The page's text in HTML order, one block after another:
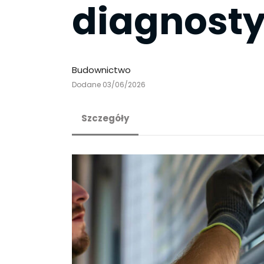
Budownictwo
Dodane 03/06/2026
Szczegóły